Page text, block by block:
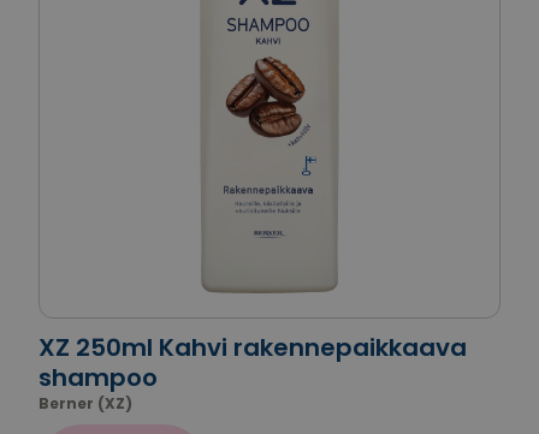
XZ 250ml Kahvi rakennepaikkaava
shampoo
Berner (XZ)